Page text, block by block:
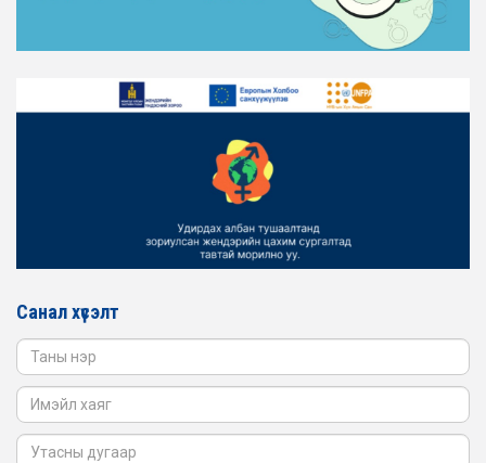
2026-02-16
ЖЕНДЭРИЙН ҮНДЭСНИЙ ХОРООНЫ АЖЛЫН АЛБАНЫ
ТӨЛӨӨЛӨЛ ЗАМ ТЭЭВРИЙН ЯАМАНД АЖИЛЛАВ
ЖЕНДЭРИЙН ҮНДЭСНИЙ ХОРООНЫ АЖЛЫН АЛБАНЫ
ТӨЛӨӨЛӨЛ БАТЛАН ХАМГААЛАХ ЯАМАНД
Санал хүсэлт